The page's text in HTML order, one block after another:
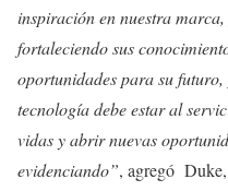
inspiración en nuestra
fortaleciendo sus
oportunidades para su
tecnología debe estar al
vidas y abrir nuevas
evidenciando”, agregó